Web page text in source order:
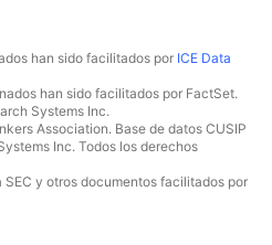
han sido facilitados por ICE Data
han sido facilitados por FactSet.
Systems Inc.
Association. Base de datos CUSIP
Inc. Todos los derechos
y otros documentos facilitados por